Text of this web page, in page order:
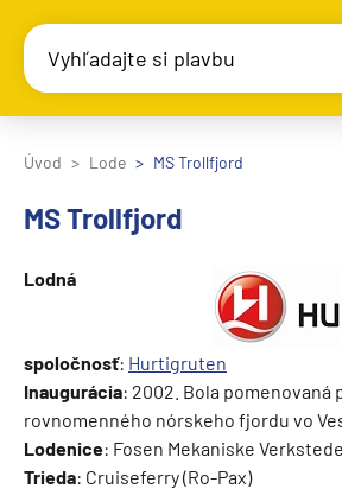
Vyhľadajte si plavbu
Úvod Lode MS Trollfjord
MS Trollfjord
Lodná
spoločnosť: Hurtigruten
Inaugurácia: 2002. Bola pomenovaná
rovnomenného nórskeho fjordu vo
Lodenice: Fosen Mekaniske
Trieda: Cruiseferry (Ro-Pax)